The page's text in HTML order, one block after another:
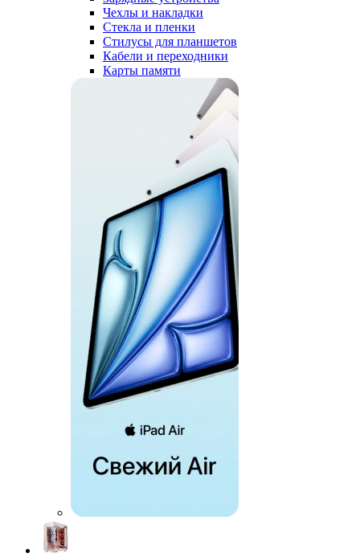
Чехлы и накладки
Стекла и пленки
Стилусы для планшетов
Кабели и переходники
Карты памяти